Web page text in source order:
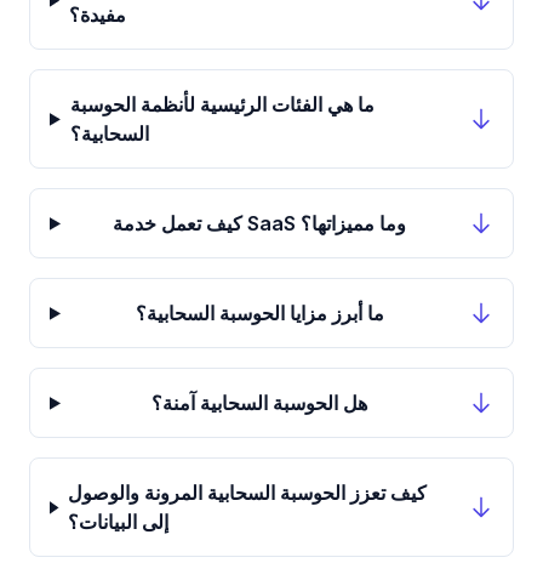
مفيدة؟
ما هي الفئات الرئيسية لأنظمة الحوسبة
السحابية؟
كيف تعمل خدمة SaaS وما مميزاتها؟
ما أبرز مزايا الحوسبة السحابية؟
هل الحوسبة السحابية آمنة؟
كيف تعزز الحوسبة السحابية المرونة والوصول
إلى البيانات؟